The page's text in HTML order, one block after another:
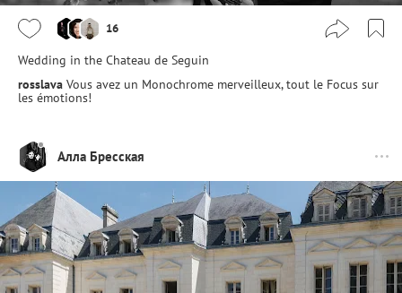
16
Wedding in the Chateau de Seguin
rosslava Vous avez un Monochrome merveilleux, tout le Focus sur
les émotions!
Алла Бресская